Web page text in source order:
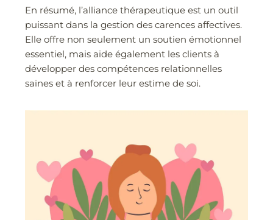
En résumé, l’alliance thérapeutique est un outil
puissant dans la gestion des carences affectives.
Elle offre non seulement un soutien émotionnel
essentiel, mais aide également les clients à
développer des compétences relationnelles
saines et à renforcer leur estime de soi.